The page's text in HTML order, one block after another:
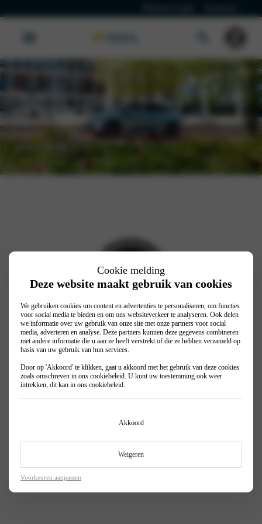
Cookie melding
Deze website maakt gebruik van cookies
We gebruiken cookies om content en advertenties te personaliseren, om functies
voor social media te bieden en om ons websiteverkeer te analyseren. Ook delen
we informatie over uw gebruik van onze site met onze partners voor social
media, adverteren en analyse. Deze partners kunnen deze gegevens combineren
met andere informatie die u aan ze heeft verstrekt of die ze hebben verzameld op
basis van uw gebruik van hun services.
Door op 'Akkoord' te klikken, gaat u akkoord met het gebruik van deze cookies
zoals omschreven in ons cookiebeleid . U kunt uw toestemming ook weer
intrekken, dit kan in ons cookiebeleid
Akkoord
Weigeren
Voorkeuren aanpassen
Dongfeng
SERVICE